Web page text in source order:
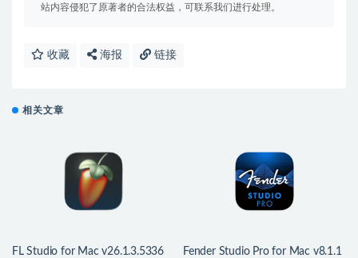
站内容侵犯了原著者的合法权益，可联系我们进行处理。
收藏 海报 链接
相关文章
FL Studio for Mac v26.1.3.5336
Fender Studio Pro for Mac v8.1.1